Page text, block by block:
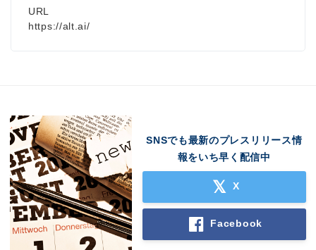
URL
https://alt.ai/
SNSでも最新のプレスリリース情
報をいち早く配信中
X
Facebook